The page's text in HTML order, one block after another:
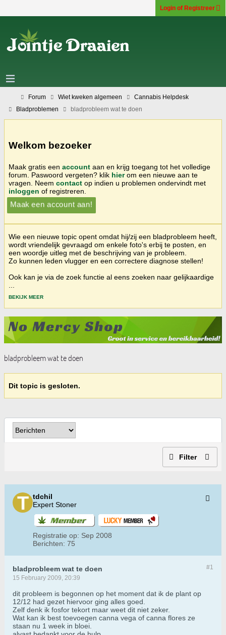
Login of Registreer
Forum Wiet kweken algemeen
Cannabis Helpdesk
Bladproblemen
bladprobleem wat te doen
Welkom bezoeker
Maak gratis een account aan en krijg toegang tot het volledige
forum. Paswoord vergeten? klik hierom een nieuwe aan te
vragen. Neem contact op indien u problemen ondervindt met
inloggen of registreren.
Maak een account aan!
Wie een nieuwe topic opent omdat hij/zij een bladprobleem heeft,
wordt vriendelijk gevraagd om enkele foto's erbij te posten, en
een woordje uitleg met de beschrijving van je probleem.
Zo kunnen leden vlugger en een correctere diagnose stellen!
Ook kan je via de zoek functie al eens zoeken naar gelijkaardige
BEKIJK MEER
bladprobleem wat te doen
Dit topic is gesloten.
Filter
tdchil
Expert Stoner
Registratie op: Sep 2008
Berichten: 75
#1
bladprobleem wat te doen
15 February 2009, 20:39
dit probleem is begonnen op het moment dat ik de plant op
12/12 had gezet hiervoor ging alles goed.
Zelf denk ik fosfor tekort maar weet dit niet zeker.
Wat kan ik best toevoegen canna vega of canna flores ze
staan nu 1 week in bloei.